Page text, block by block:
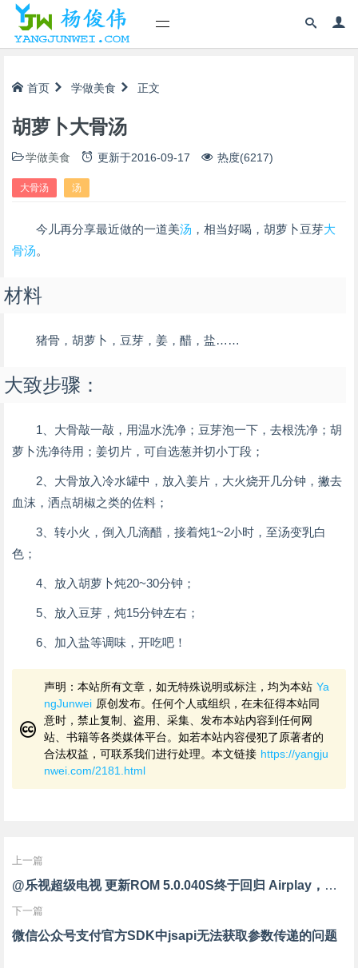
首页 学做美食 正文
胡萝卜大骨汤
学做美食 更新于2016-09-17 热度(6217)
大骨汤 汤
今儿再分享最近做的一道美汤 ，相当好喝，胡萝卜豆芽大
骨汤。
材料
猪骨，胡萝卜，豆芽，姜，醋，盐……
大致步骤：
1、大骨敲一敲，用温水洗净；豆芽泡一下，去根洗净；胡
萝卜洗净待用；姜切片，可自选葱并切小丁段；
2、大骨放入冷水罐中，放入姜片，大火烧开几分钟，撇去
血沫，洒点胡椒之类的佐料；
3、转小火，倒入几滴醋，接着炖1~2小时，至汤变乳白
色；
4、放入胡萝卜炖20~30分钟；
5、放入豆芽，炖15分钟左右；
6、加入盐等调味，开吃吧！
声明：本站所有文章，如无特殊说明或标注，均为本站 Ya
ngJunwei 原创发布。任何个人或组织，在未征得本站同
意时，禁止复制、盗用、采集、发布本站内容到任何网
站、书籍等各类媒体平台。如若本站内容侵犯了原著者的
合法权益，可联系我们进行处理。本文链接 https://yangju
nwei.com/2181.html
上一篇
@乐视超级电视 更新ROM 5.0.040S终于回归 Airplay，手工赞一个！
下一篇
微信公众号支付官方SDK中jsapi无法获取参数传递的问题